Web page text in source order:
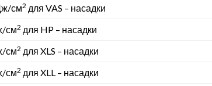
см2 для VAS – насадки
см2 для HP – насадки
см2 для XLS – насадки
см2 для XLL – насадки